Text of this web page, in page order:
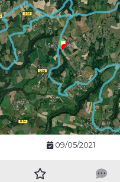
09/05/2021